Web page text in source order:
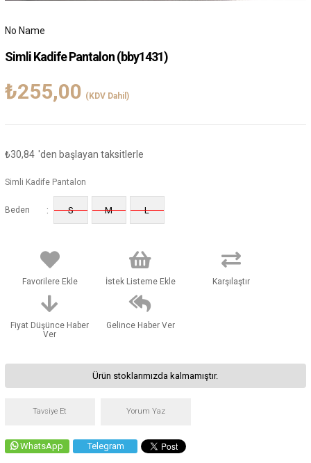
No Name
Simli Kadife Pantalon(bby1431)
₺255,00 (KDV Dahil)
₺30,84 'den başlayan taksitlerle
Simli Kadife Pantalon
Beden : S M L
Favorilere Ekle İstek Listeme Ekle Karşılaştır
Fiyat Düşünce Haber
Ver
Gelince Haber Ver
Ürün stoklarımızda kalmamıştır.
Tavsiye Et Yorum Yaz
WhatsApp Telegram